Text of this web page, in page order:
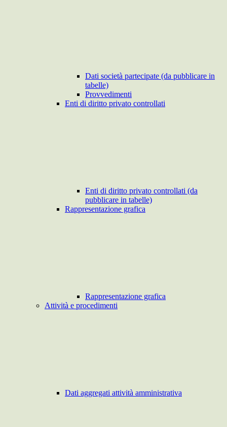
Dati società partecipate (da pubblicare in
tabelle)
Provvedimenti
Enti di diritto privato controllati
Enti di diritto privato controllati (da
pubblicare in tabelle)
Rappresentazione grafica
Rappresentazione grafica
Attività e procedimenti
Dati aggregati attività amministrativa